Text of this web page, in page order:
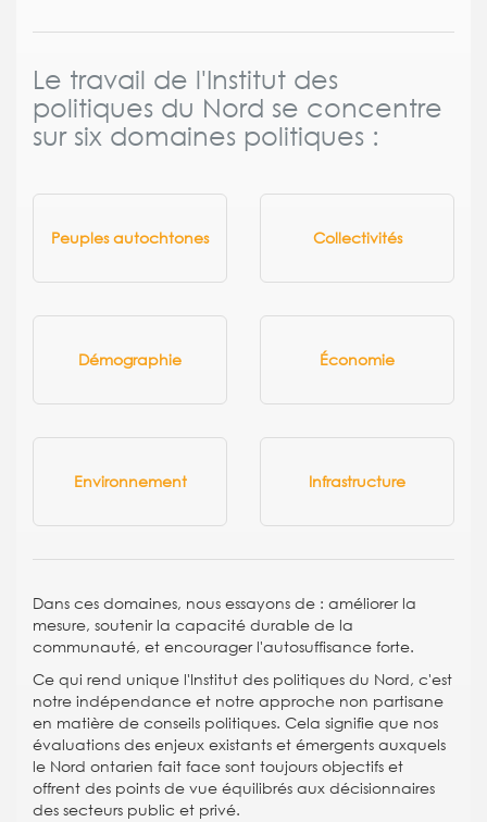
Le travail de l'Institut des
politiques du Nord se concentre
sur six domaines politiques :
Peuples autochtones Collectivités
Démographie Économie
Environnement Infrastructure
Dans ces domaines, nous essayons de : améliorer la
mesure, soutenir la capacité durable de la
communauté, et encourager l'autosuffisance forte.
Ce qui rend unique l'Institut des politiques du Nord, c'est
notre indépendance et notre approche non partisane
en matière de conseils politiques. Cela signifie que nos
évaluations des enjeux existants et émergents auxquels
le Nord ontarien fait face sont toujours objectifs et
offrent des points de vue équilibrés aux décisionnaires
des secteurs public et privé.